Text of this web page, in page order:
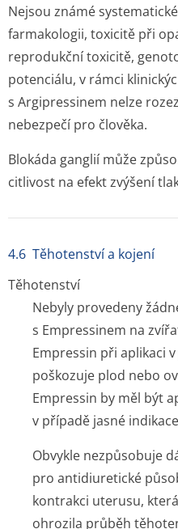
Nejsou známé
farmakologii, toxicitě při
reprodukční toxicitě,
potenciálu, v rámci
s Argipressinem nelze
nebezpečí pro člověka.
Blokáda ganglií může
citlivost na efekt zvýšení
4.6 Těhotenství a kojení
Těhotenství
Nebyly provedeny
s Empressinem na
Empressin při aplikaci
poškozuje plod nebo
Empressin by měl být
v případě jasné
Obvykle nezpůsobuje
pro antidiuretické
kontrakci uterusu,
ohrozila průběh